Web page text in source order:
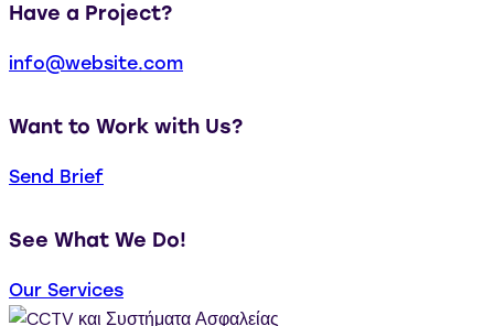
Have a Project?
info@website.com
Want to Work with Us?
Send Brief
See What We Do!
Our Services